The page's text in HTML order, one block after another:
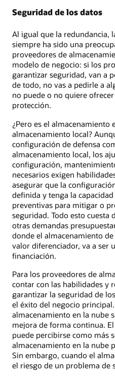
Seguridad de los datos
Al igual que la redundancia,
siempre ha sido una
proveedores de
modelo de negocio: si los
garantizar seguridad, van a
de todo, no vas a pedirle a
no puede o no quiere
protección.
¿Pero es el almacenamiento
almacenamiento local?
configuración de defensa
almacenamiento local, los
configuración,
necesarios exigen
asegurar que la
definida y tenga la
preventivas para mitigar o
seguridad. Todo esto cuesta
otras demandas
donde el almacenamiento
valor diferenciador, va a ser
financiación.
Para los proveedores de
contar con las habilidades y
garantizar la seguridad de
el éxito del negocio
almacenamiento en la nube
mejora de forma continua.
puede percibirse como más
almacenamiento en la nube
Sin embargo, cuando el
el riesgo de un problema de